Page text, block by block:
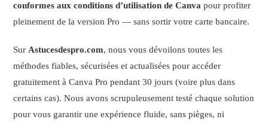
conformes aux conditions d’utilisation de Canva pour profiter
pleinement de la version Pro — sans sortir votre carte bancaire.
SurAstucesdespro.com, nous vous dévoilons toutes les
méthodes fiables, sécurisées et actualisées pour accéder
gratuitement à Canva Pro pendant 30 jours (voire plus dans
certains cas). Nous avons scrupuleusement testé chaque solution
pour vous garantir une expérience fluide, sans pièges, ni